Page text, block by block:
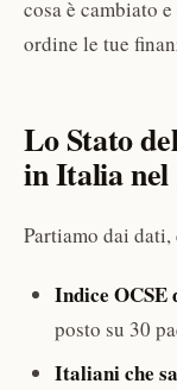
cosa è cambiato
ordine le tue
Lo Stato
in Italia nel
Partiamo dai
Indice OCSE
posto su 30
Italiani che